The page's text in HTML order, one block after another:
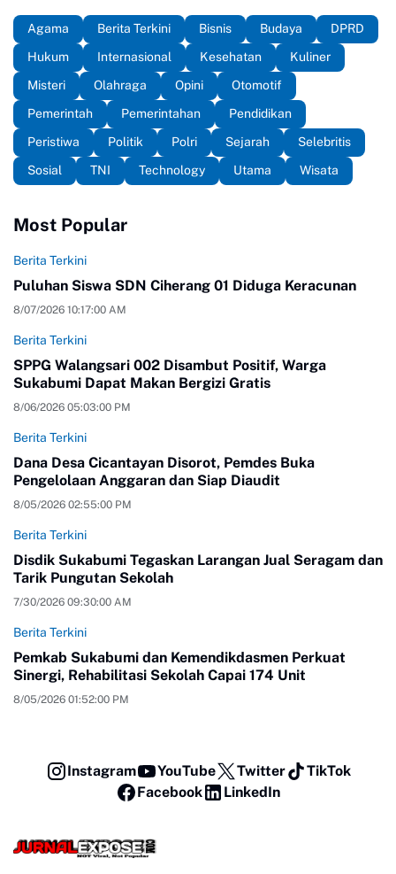
Agama Berita Terkini Bisnis Budaya
DPRD
Hukum
Internasional Kesehatan
Kuliner
Misteri
Olahraga Opini
Otomotif
Pemerintah
Pemerintahan
Pendidikan
Peristiwa
Politik Polri Sejarah
Selebritis
Sosial
TNI Technology Utama Wisata
Most Popular
Berita Terkini
Puluhan Siswa SDN Ciherang 01 Diduga Keracunan
8/07/2026 10:17:00 AM
Berita Terkini
SPPG Walangsari 002 Disambut Positif, Warga
Sukabumi Dapat Makan Bergizi Gratis
8/06/2026 05:03:00 PM
Berita Terkini
Dana Desa Cicantayan Disorot, Pemdes Buka
Pengelolaan Anggaran dan Siap Diaudit
8/05/2026 02:55:00 PM
Berita Terkini
Disdik Sukabumi Tegaskan Larangan Jual Seragam dan
Tarik Pungutan Sekolah
7/30/2026 09:30:00 AM
Berita Terkini
Pemkab Sukabumi dan Kemendikdasmen Perkuat
Sinergi, Rehabilitasi Sekolah Capai 174 Unit
8/05/2026 01:52:00 PM
Instagram YouTube Twitter
TikTok
Facebook
LinkedIn